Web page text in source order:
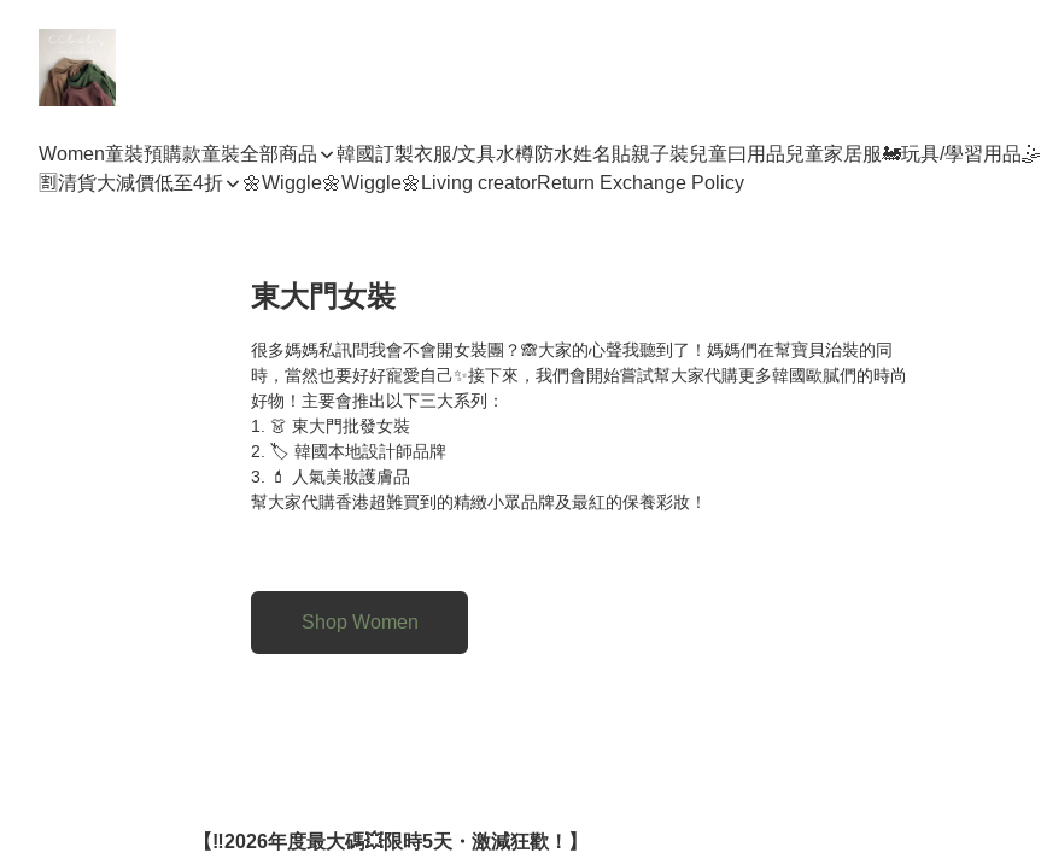
Women童裝預購款童裝全部商品 韓國訂製衣服/文具水樽防水姓名貼親子裝兒童曰用品兒童家居服🚂玩具/學習用品🤹
🈹清貨大減價低至4折
🌼Wiggle🌼Wiggle🌼 Living creatorReturn Exchange Policy
東大門女裝
很多媽媽私訊問我會不會開女裝團？🙈大家的心聲我聽到了！媽媽們在幫寶貝治裝的同
時，當然也要好好寵愛自己✨接下來，我們會開始嘗試幫大家代購更多韓國歐膩們的時尚
好物！主要會推出以下三大系列：
1. 👗 東大門批發女裝
2. 🏷️ 韓國本地設計師品牌
3. 💄 人氣美妝護膚品
幫大家代購香港超難買到的精緻小眾品牌及最紅的保養彩妝！
不管是你在 IG 看到的歐膩穿搭、網紅推薦的保養品，還是任何想找的韓國商品，都非常歡
迎直接 Send 圖給我們！ 我們會竭盡全力幫你向韓國檔口/官網尋寶、報價！
Shop Women
【‼️2026年度最大碼💥限時5天・激減狂歡！】